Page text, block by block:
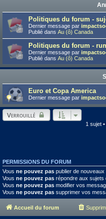
Politiques du forum -
Dernier message par
Publié dans Au (ô) Canada
Politiques du forum -
Dernier message par
Publié dans Au (ô) Canada
Euro et Copa America
Dernier message par
Verrouillé
1 sujet
PERMISSIONS DU FORUM
Vous ne pouvez pas publier de
Vous ne pouvez pas répondre aux sujets
Vous ne pouvez pas modifier vos
Vous ne pouvez pas supprimer vos
Accueil du forum